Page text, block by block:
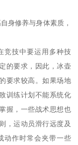
身修养与身体素质，
竞技中要运用多种技
的要求，因此，冰壶
要求较高。如果场地
训练计划不能系统化
握，一些战术思想也
，运动员滑行远度及
动作时常会夹带一些